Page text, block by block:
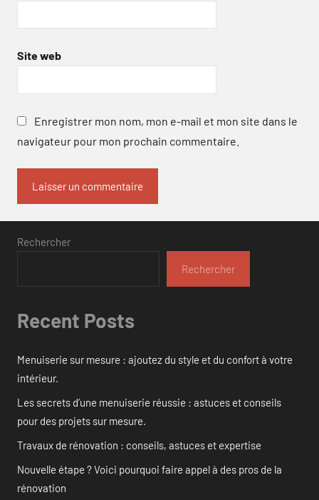
Site web
Enregistrer mon nom, mon e-mail et mon site dans le
navigateur pour mon prochain commentaire.
Rechercher
Rechercher
Recent Posts
Menuiserie sur mesure : ajoutez du style et du confort à votre
intérieur.
Les secrets d’une menuiserie réussie : astuces et conseils
pour des projets sur mesure.
Travaux de rénovation : conseils, astuces et expertise
Nouvelle étape ? Voici pourquoi faire appel à des pros de la
rénovation